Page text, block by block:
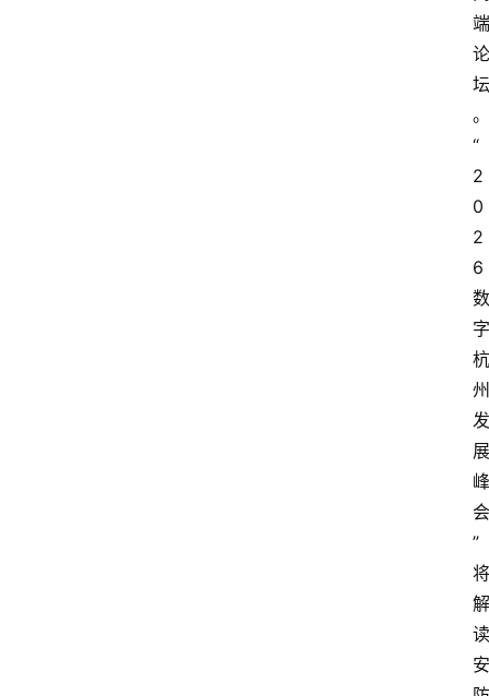
端
论
坛
。
“
2
0
2
6
数
字
杭
州
发
展
峰
会
”
将
解
读
安